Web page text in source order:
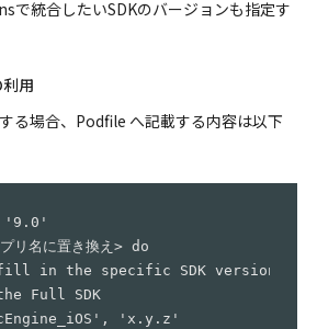
で統合したいSDKのバージョンも指定す
用
る場合、Podfile へ記載する内容は以下
'9.0'
リ名に置き換え> do
in the specific SDK version
Full SDK
'x.y.z'